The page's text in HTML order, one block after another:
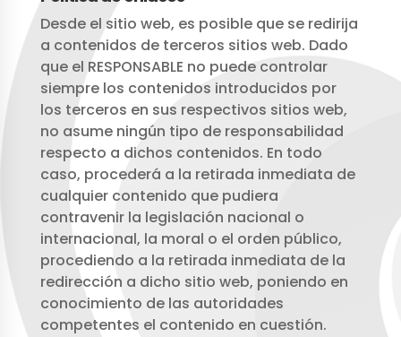
Desde el sitio web, es posible que se redirija
a contenidos de terceros sitios web. Dado
que el RESPONSABLE no puede controlar
siempre los contenidos introducidos por
los terceros en sus respectivos sitios web,
no asume ningún tipo de responsabilidad
respecto a dichos contenidos. En todo
caso, procederá a la retirada inmediata de
cualquier contenido que pudiera
contravenir la legislación nacional o
internacional, la moral o el orden público,
procediendo a la retirada inmediata de la
redirección a dicho sitio web, poniendo en
conocimiento de las autoridades
competentes el contenido en cuestión.